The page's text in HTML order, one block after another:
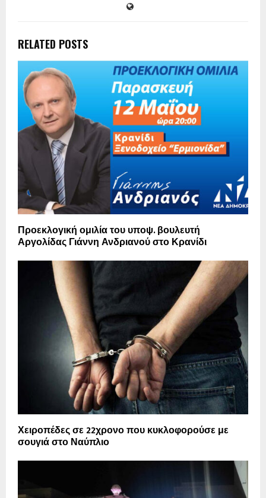
RELATED POSTS
Προεκλογική ομιλία του υποψ. βουλευτή
Αργολίδας Γιάννη Ανδριανού στο Κρανίδι
Χειροπέδες σε 22χρονο που κυκλοφορούσε με
σουγιά στο Ναύπλιο